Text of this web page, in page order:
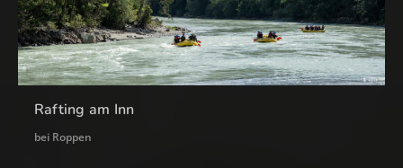
Rafting am Inn
bei Roppen